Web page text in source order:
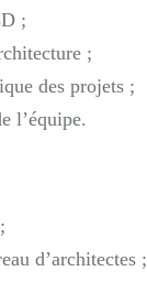
;
;
des projets ;
l’équipe.
d’architectes ;